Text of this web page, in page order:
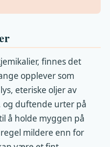
finnes det
opplever som
eteriske oljer av
og duftende urter på
å holde myggen på
mildere enn for